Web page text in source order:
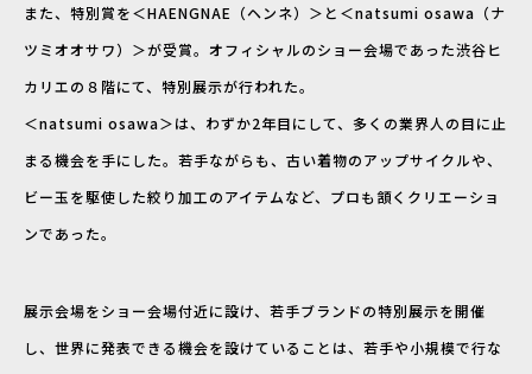
また、特別賞を＜HAENGNAE（ヘンネ）＞と＜natsumi osawa（ナ
ツミオオサワ）＞が受賞。オフィシャルのショー会場であった渋谷ヒ
カリエの８階にて、特別展示が行われた。
＜natsumi osawa＞は、わずか2年目にして、多くの業界人の目に止
まる機会を手にした。若手ながらも、古い着物のアップサイクルや、
ビー玉を駆使した絞り加工のアイテムなど、プロも頷くクリエーショ
ンであった。
展示会場をショー会場付近に設け、若手ブランドの特別展示を開催
し、世界に発表できる機会を設けていることは、若手や小規模で行な